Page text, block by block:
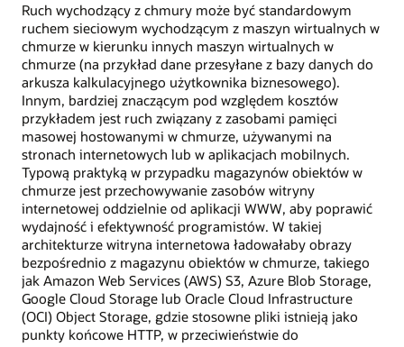
Ruch wychodzący z chmury może być standardowym
ruchem sieciowym wychodzącym z maszyn wirtualnych w
chmurze w kierunku innych maszyn wirtualnych w
chmurze (na przykład dane przesyłane z bazy danych do
arkusza kalkulacyjnego użytkownika biznesowego).
Innym, bardziej znaczącym pod względem kosztów
przykładem jest ruch związany z zasobami pamięci
masowej hostowanymi w chmurze, używanymi na
stronach internetowych lub w aplikacjach mobilnych.
Typową praktyką w przypadku magazynów obiektów w
chmurze jest przechowywanie zasobów witryny
internetowej oddzielnie od aplikacji WWW, aby poprawić
wydajność i efektywność programistów. W takiej
architekturze witryna internetowa ładowałaby obrazy
bezpośrednio z magazynu obiektów w chmurze, takiego
jak Amazon Web Services (AWS) S3, Azure Blob Storage,
Google Cloud Storage lub Oracle Cloud Infrastructure
(OCI) Object Storage, gdzie stosowne pliki istnieją jako
punkty końcowe HTTP, w przeciwieństwie do